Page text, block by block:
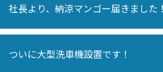
社長より、納涼マンゴー届きました！
ついに大型洗車機設置です！